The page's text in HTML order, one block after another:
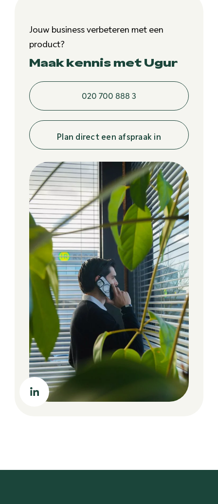
Jouw business verbeteren met een
product?
Maak kennis met Ugur
020 700 888 3
Plan direct een afspraak in